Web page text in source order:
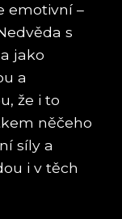
emotivní –
s
jako
a
že i to
něčeho
síly a
i v těch